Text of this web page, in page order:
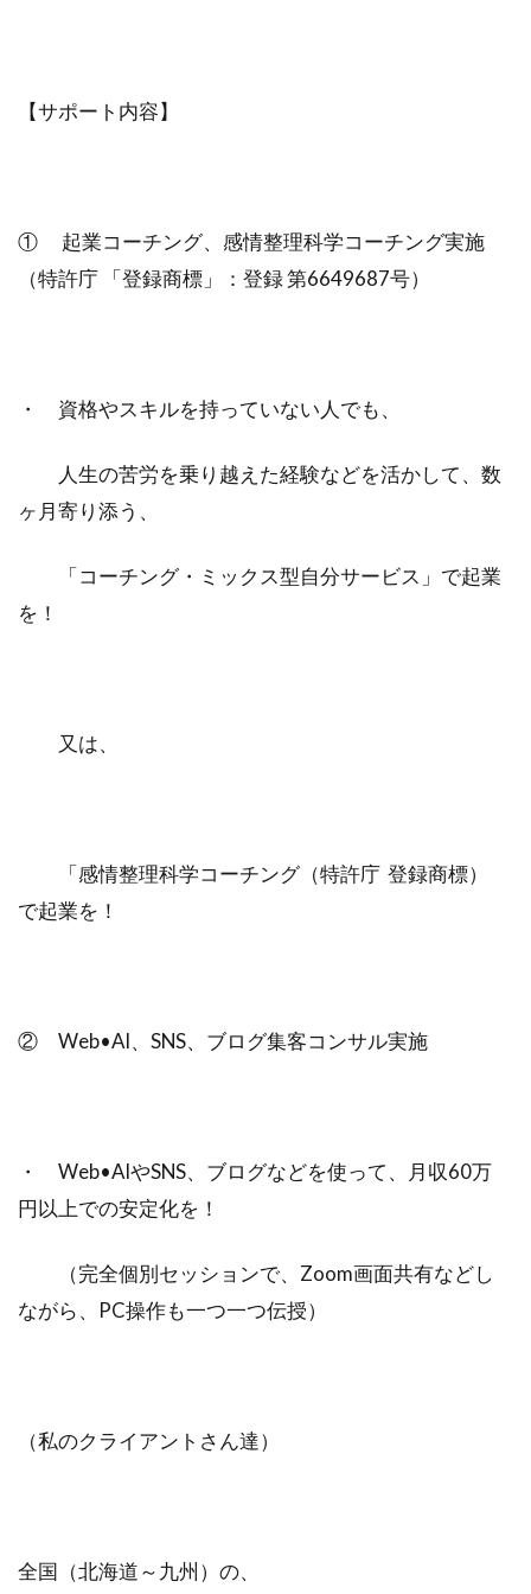
【サポート内容】
① 起業コーチング、感情整理科学コーチング実施
（特許庁 「登録商標」：登録 第6649687号）
・ 資格やスキルを持っていない人でも、
人生の苦労を乗り越えた経験などを活かして、数
ヶ月寄り添う、
「コーチング・ミックス型自分サービス」で起業
を！
又は、
「感情整理科学コーチング（特許庁 登録商標）
で起業を！
② Web•AI、SNS、ブログ集客コンサル実施
・ Web•AIやSNS、ブログなどを使って、月収60万
円以上での安定化を！
（完全個別セッションで、Zoom画面共有などし
ながら、PC操作も一つ一つ伝授）
（私のクライアントさん達）
全国（北海道～九州）の、